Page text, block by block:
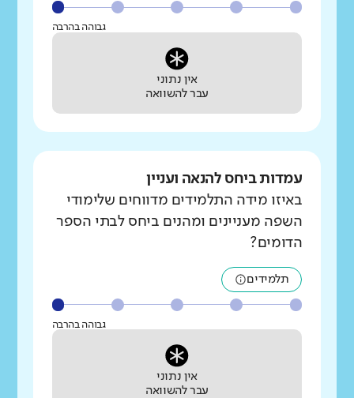
גבוהה בהרבה
אין נתוני
עבר להשוואה
עמדות ביחס להנאה ועניין
באיזו מידה התלמידים מדווחים שלימודי
השפה מעניינים ומהנים ביחס לבתי הספר
הדומים?
תלמידים
גבוהה בהרבה
אין נתוני
עבר להשוואה